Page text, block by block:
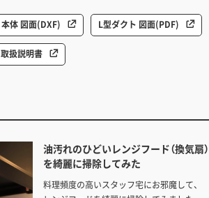
本体 図面(DXF) L型ダクト 図面(PDF)
取扱説明書
油汚れのひどいレンジフード（換気扇）
を綺麗に掃除してみた
料理頻度の高いスタッフ宅にお邪魔して、